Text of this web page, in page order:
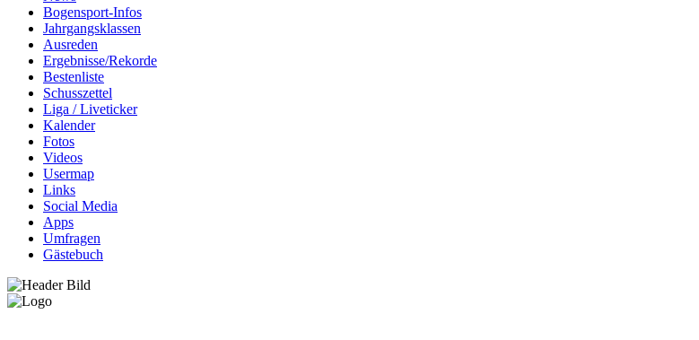
Bogensport-Infos
Jahrgangsklassen
Ausreden
Ergebnisse/Rekorde
Bestenliste
Schusszettel
Liga / Liveticker
Kalender
Fotos
Videos
Usermap
Links
Social Media
Apps
Umfragen
Gästebuch